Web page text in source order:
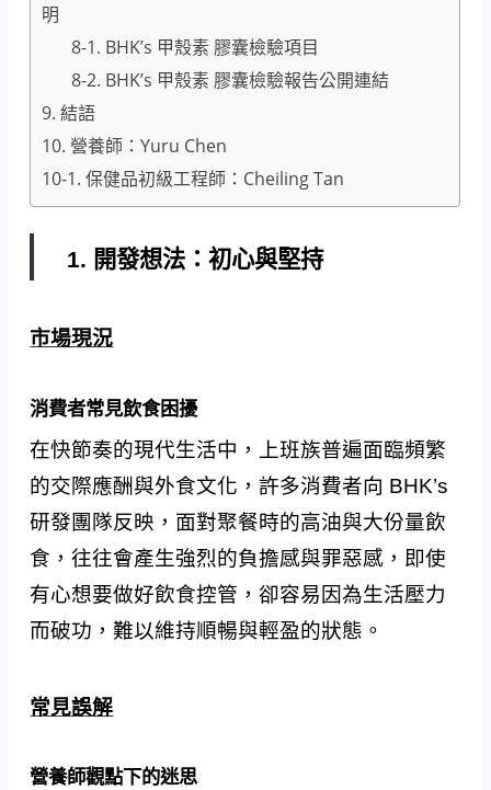
明
8-1. BHK’s 甲殼素 膠囊檢驗項目
8-2. BHK’s 甲殼素 膠囊檢驗報告公開連結
9. 結語
10. 營養師：Yuru Chen
10-1. 保健品初級工程師：Cheiling Tan
1. 開發想法：初心與堅持
市場現況
消費者常見飲食困擾
在快節奏的現代生活中，上班族普遍面臨頻繁
的交際應酬與外食文化，許多消費者向 BHK’s
研發團隊反映，面對聚餐時的高油與大份量飲
食，往往會產生強烈的負擔感與罪惡感，即使
有心想要做好飲食控管，卻容易因為生活壓力
而破功，難以維持順暢與輕盈的狀態。
常見誤解
營養師觀點下的迷思